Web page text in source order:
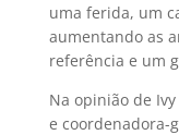
uma ferida, um
aumentando as
referência e um
Na opinião de
e coordenadora-